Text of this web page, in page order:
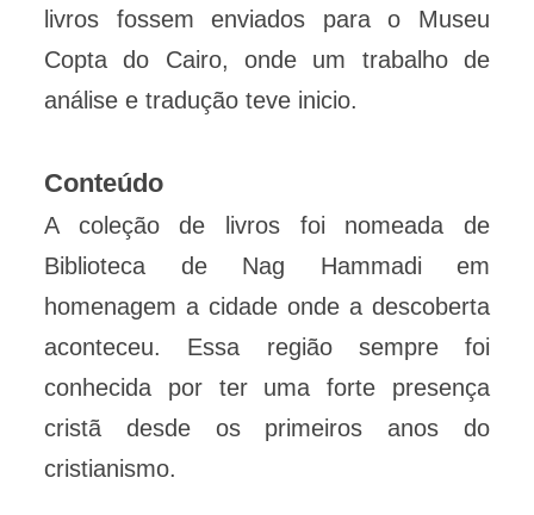
livros fossem enviados para o Museu
Copta do Cairo, onde um trabalho de
análise e tradução teve inicio.
Conteúdo
A coleção de livros foi nomeada de
Biblioteca de Nag Hammadi em
homenagem a cidade onde a descoberta
aconteceu. Essa região sempre foi
conhecida por ter uma forte presença
cristã desde os primeiros anos do
cristianismo.